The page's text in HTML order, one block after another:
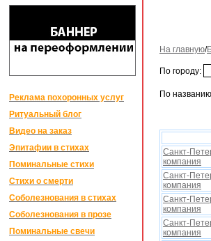
Реклама похоронных услуг
Ритуальный блог
Видео на заказ
Эпитафии в стихах
Поминальные стихи
Стихи о смерти
Соболезнования в стихах
Соболезнования в прозе
Поминальные свечи
На главную/
По городу:
По
Санкт-
компания
Санкт-
компания
Санкт-
компания
Санкт-
компания